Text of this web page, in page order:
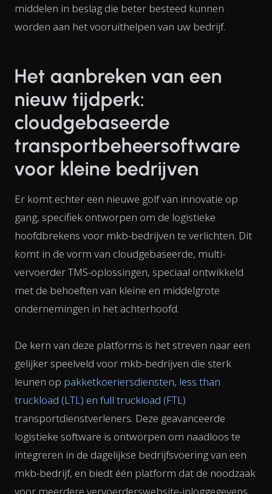
middelen in beslag die beter besteed kunnen
worden aan het vooruithelpen van uw bedrijf.
Het aanbreken van een
nieuw tijdperk:
cloudgebaseerde
transportbeheersoftware
voor kleine bedrijven
Er komt echter een nieuwe golf van innovatie op
gang, specifiek ontworpen om de logistieke
hoofdbrekens voor mkb-bedrijven te verlichten. Dit
komt in de vorm van cloudgebaseerde, multi-
vervoerder TMS-oplossingen, speciaal ontwikkeld
met de behoeften van kleine en middelgrote
ondernemingen in het achterhoofd.
De kern van deze platforms is het streven naar een
gelijker speelveld voor mkb-bedrijven die sterk
leunen op pakketkoeriersdiensten, less than
truckload (LTL) en full truckload (FTL)
transportdienstverleners. Deze geavanceerde
logistieke software is ontworpen om naadloos te
integreren in de dagelijkse bedrijfsvoering van een
mkb-bedrijf, en biedt één platform dat de noodzaak
voor meerdere vervoerderswebsite-inloggegevens